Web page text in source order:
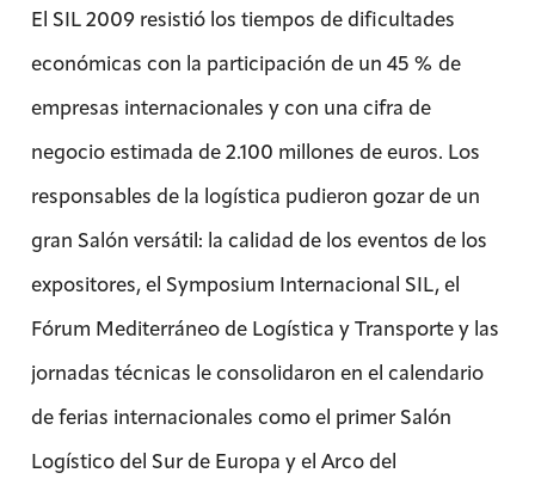
El SIL 2009 resistió los tiempos de dificultades
económicas con la participación de un 45 % de
empresas internacionales y con una cifra de
negocio estimada de 2.100 millones de euros. Los
responsables de la logística pudieron gozar de un
gran Salón versátil: la calidad de los eventos de los
expositores, el Symposium Internacional SIL, el
Fórum Mediterráneo de Logística y Transporte y las
jornadas técnicas le consolidaron en el calendario
de ferias internacionales como el primer Salón
Logístico del Sur de Europa y el Arco del